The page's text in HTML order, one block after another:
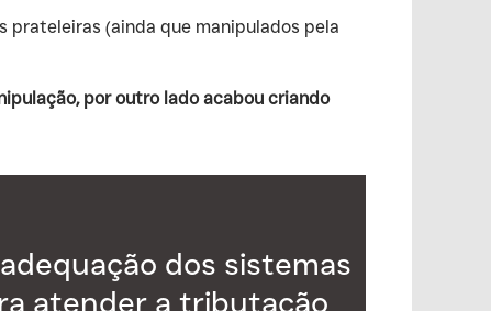
(ainda que manipulados pela
por outro lado acabou criando
dos sistemas
atender a tributação